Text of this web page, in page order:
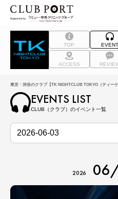
TOP EVENT
ACCESS
東京・渋谷のクラブ【TK NIGHTCLUB TOKYO（ティー
EVENTS LIST
CLUB（クラブ）のイベント一覧
2026